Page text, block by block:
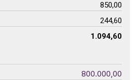
850,00
244,60
1.094,60
800.000,00